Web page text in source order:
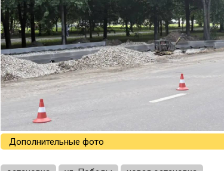
Дополнительные фото